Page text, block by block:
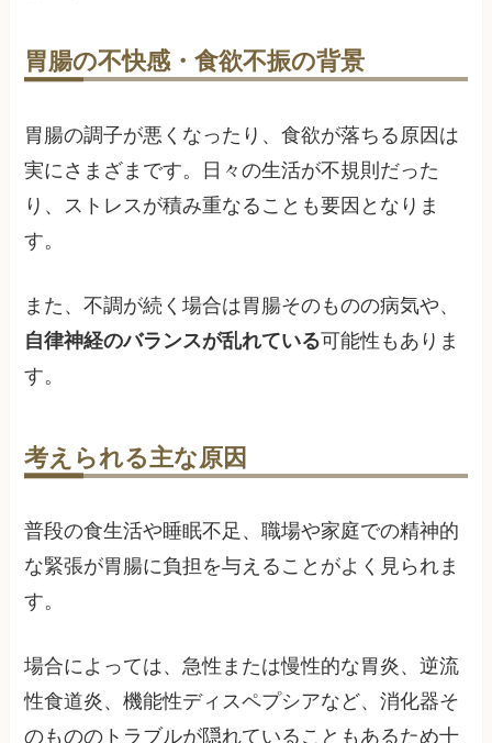
胃腸の不快感・食欲不振の背景
胃腸の調子が悪くなったり、食欲が落ちる原因は
実にさまざまです。日々の生活が不規則だった
り、ストレスが積み重なることも要因となりま
す。
また、不調が続く場合は胃腸そのものの病気や、
自律神経のバランスが乱れている可能性もありま
す。
考えられる主な原因
普段の食生活や睡眠不足、職場や家庭での精神的
な緊張が胃腸に負担を与えることがよく見られま
す。
場合によっては、急性または慢性的な胃炎、逆流
性食道炎、機能性ディスペプシアなど、消化器そ
のもののトラブルが隠れていることもあるため十